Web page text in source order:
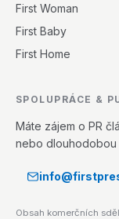
First Woman
First Baby
First Home
SPOLUPRÁCE &
Máte zájem o PR
nebo dlouhodobou
Obsah komerčních